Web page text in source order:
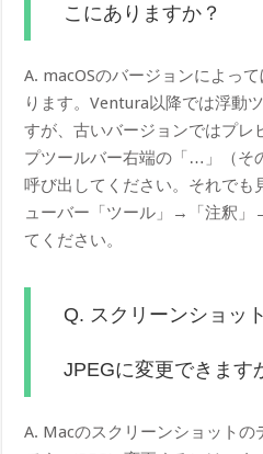
こにありますか？
A. macOSのバージョンによっ
ります。Ventura以降では浮動
すが、古いバージョンではプレ
プツールバー右端の「…」（そ
呼び出してください。それでも
ューバー「ツール」→「注釈」
てください。
Q. スクリーンショッ
JPEGに変更できます
A. Macのスクリーンショットの